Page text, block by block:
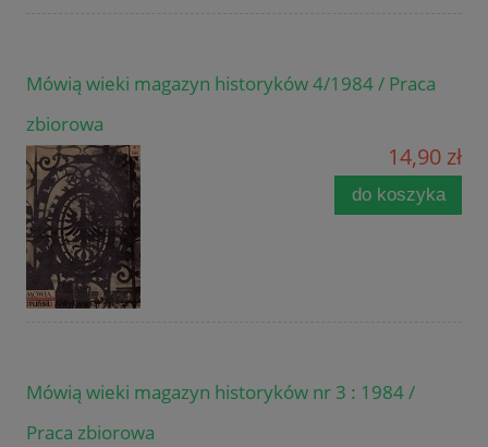
Mówią wieki magazyn historyków 4/1984 / Praca
zbiorowa
14,90 zł
do koszyka
Mówią wieki magazyn historyków nr 3 : 1984 /
Praca zbiorowa